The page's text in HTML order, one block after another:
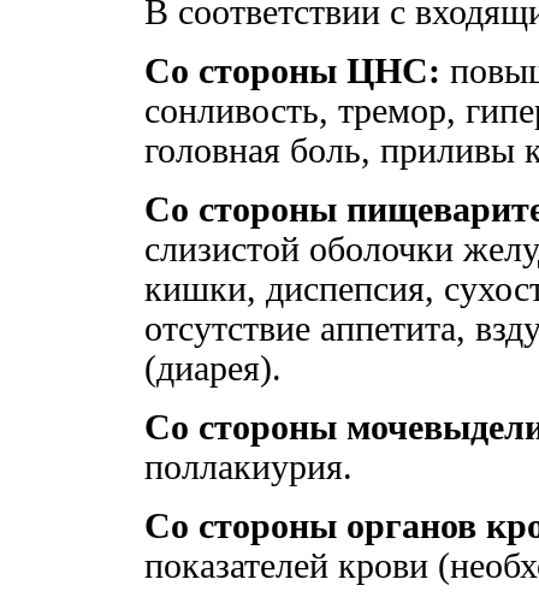
В соответствии с
Со стороны ЦНС:
сонливость, тремор,
головная боль, приливы
Со стороны
слизистой оболочки
кишки, диспепсия,
отсутствие аппетита,
(диарея).
Со стороны
поллакиурия.
Со стороны органов
показателей крови